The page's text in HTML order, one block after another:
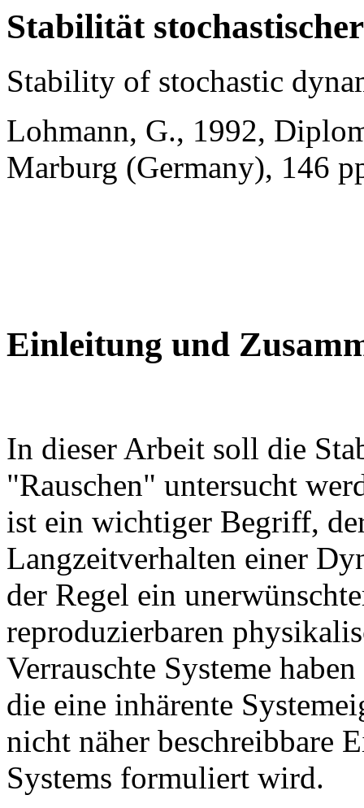
Stabilität
Stability of stochastic
Lohmann, G., 1992,
Marburg (Germany), 146
Einleitung und
In dieser Arbeit soll die
"Rauschen" untersucht
ist ein wichtiger Begriff,
Langzeitverhalten einer
der Regel ein
reproduzierbaren
Verrauschte Systeme
die eine inhärente
nicht näher beschreibbare
Systems formuliert wird.